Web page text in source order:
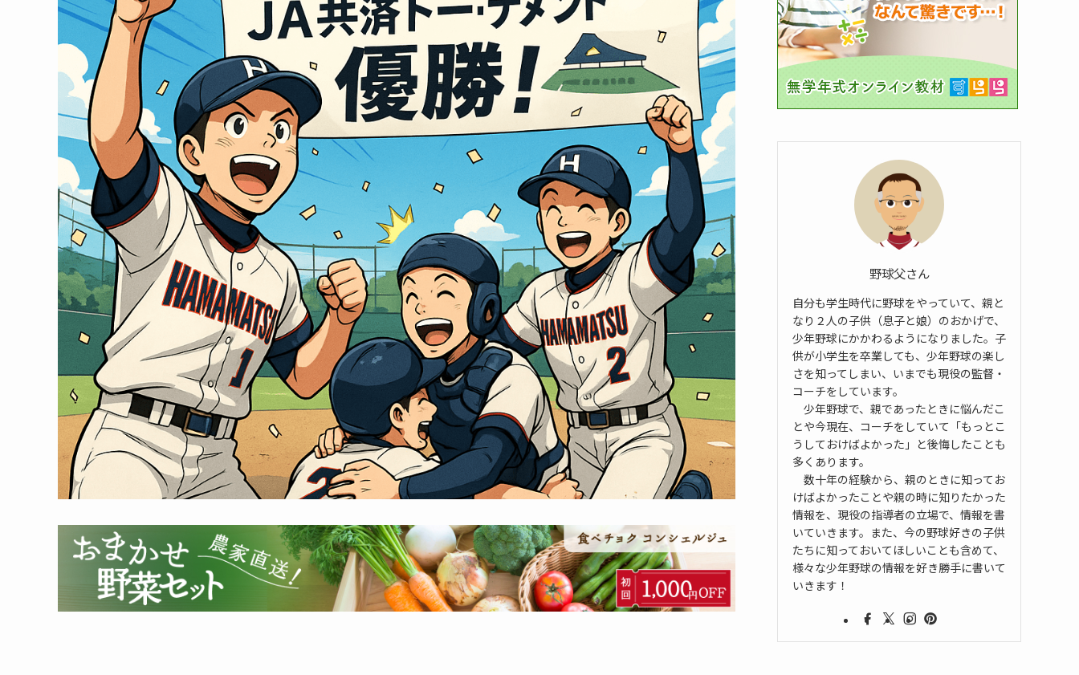
野球父さん
自分も学生時代に野球をやっていて、親と
なり２人の子供（息子と娘）のおかげで、
少年野球にかかわるようになりました。子
供が小学生を卒業しても、少年野球の楽し
さを知ってしまい、いまでも現役の監督・
コーチをしています。
少年野球で、親であったときに悩んだこ
とや今現在、コーチをしていて「もっとこ
うしておけばよかった」と後悔したことも
多くあります。
数十年の経験から、親のときに知ってお
けばよかったことや親の時に知りたかった
情報を、現役の指導者の立場で、情報を書
いていきます。また、今の野球好きの子供
たちに知っておいてほしいことも含めて、
様々な少年野球の情報を好き勝手に書いて
いきます！